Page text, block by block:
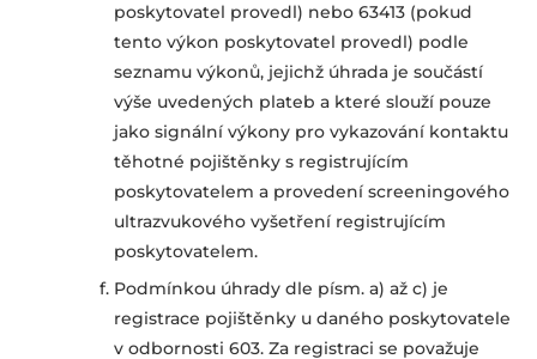
poskytovatel provedl) nebo 63413 (pokud
tento výkon poskytovatel provedl) podle
seznamu výkonů, jejichž úhrada je součástí
výše uvedených plateb a které slouží pouze
jako signální výkony pro vykazování kontaktu
těhotné pojištěnky s registrujícím
poskytovatelem a provedení screeningového
ultrazvukového vyšetření registrujícím
poskytovatelem.
Podmínkou úhrady dle písm. a) až c) je
registrace pojištěnky u daného poskytovatele
v odbornosti 603. Za registraci se považuje